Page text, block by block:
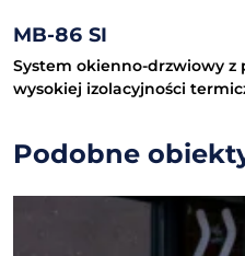
MB-86 SI
System okienno-drzwiowy z
wysokiej izolacyjności
Podobne